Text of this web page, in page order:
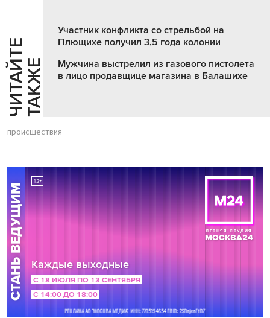
Ч
И
Т
АЙ
Т
Е
Т
А
К
ЖЕ
Участник конфликта со стрельбой на
Плющихе получил 3,5 года колонии
Мужчина выстрелил из газового пистолета
в лицо продавщице магазина в Балашихе
происшествия